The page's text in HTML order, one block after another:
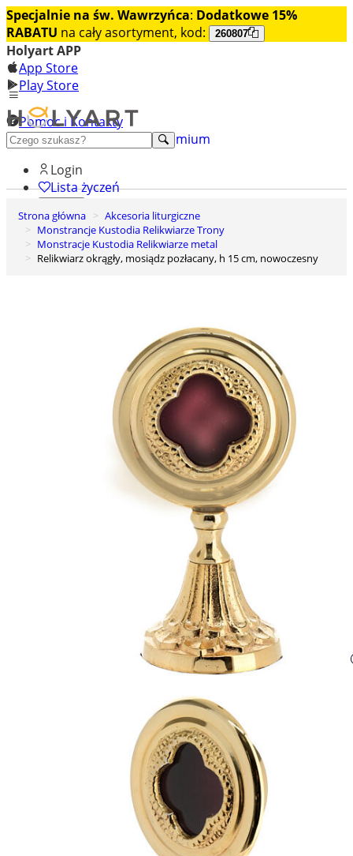
Specjalnie na św. Wawrzyńca: Dodatkowe 15%
RABATU na cały asortyment, kod: 260807
Holyart APP
App Store
Play Store
Pomoc i Kontakty
+48 222 922 860
Odkryj premium
Login
Lista życzeń
0
Koszyk
Strona główna
Akcesoria liturgiczne
Monstrancje Kustodia Relikwiarze Trony
Monstracje Kustodia Relikwiarze metal
Relikwiarz okrągły, mosiądz pozłacany, h 15 cm, nowoczesny